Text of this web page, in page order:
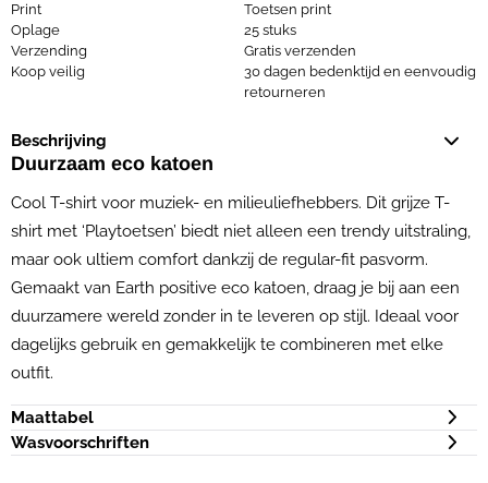
Print
Toetsen print
Oplage
25 stuks
Verzending
Gratis verzenden
Koop veilig
30 dagen bedenktijd en eenvoudig
retourneren
Beschrijving
Duurzaam eco katoen
Cool T-shirt voor muziek- en milieuliefhebbers. Dit grijze T-
shirt met ‘Playtoetsen’ biedt niet alleen een trendy uitstraling,
maar ook ultiem comfort dankzij de regular-fit pasvorm.
Gemaakt van Earth positive eco katoen, draag je bij aan een
duurzamere wereld zonder in te leveren op stijl. Ideaal voor
dagelijks gebruik en gemakkelijk te combineren met elke
outfit.
Maattabel
Wasvoorschriften